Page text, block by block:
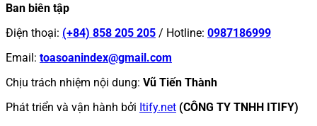
Ban biên tập
Điện thoại: (+84) 858 205 205 / Hotline: 0987186999
Email: toasoanindex@gmail.com
Chịu trách nhiệm nội dung: Vũ Tiến Thành
Phát triển và vận hành bởi Itify.net (CÔNG TY TNHH ITIFY)